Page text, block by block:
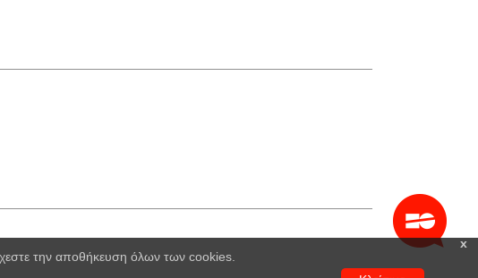
x
την αποθήκευση όλων των cookies.